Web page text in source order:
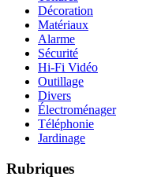
Décoration
Matériaux
Alarme
Sécurité
Hi-Fi Vidéo
Outillage
Divers
Électroménager
Téléphonie
Jardinage
Rubriques